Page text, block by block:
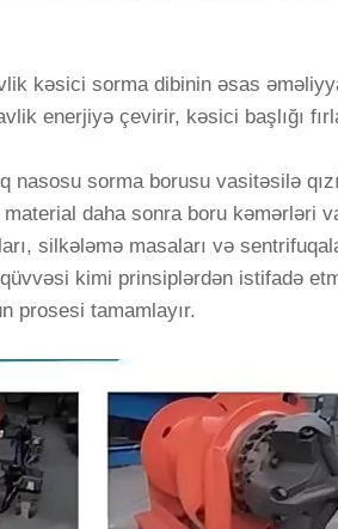
kəsici sorma dibinin əsas
enerjiyə çevirir, kəsici başlığı
sorma borusu vasitəsilə
daha sonra boru kəmərləri
silkələmə masaları və
kimi prinsiplərdən istifadə
prosesi tamamlayır.